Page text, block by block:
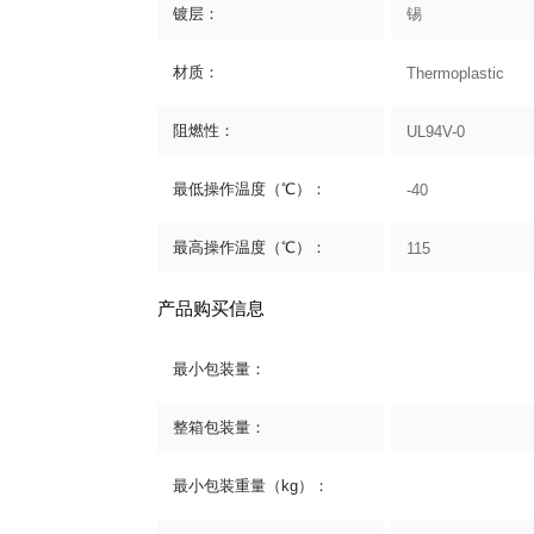
镀层： 锡
材质： Thermoplastic
阻燃性： UL94V-0
最低操作温度（℃）： -40
最高操作温度（℃）： 115
产品购买信息
最小包装量：
整箱包装量：
最小包装重量（kg）：